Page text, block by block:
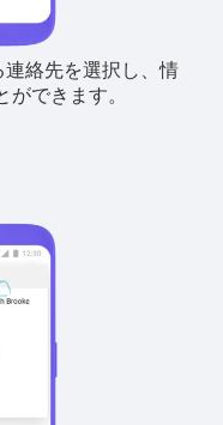
絡先を選択し、情
できます。